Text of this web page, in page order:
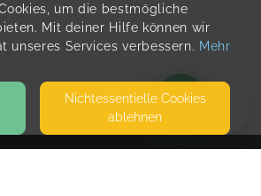
um die bestmögliche
Mit deiner Hilfe können wir
unseres Services verbessern. Mehr
Nicht­essentielle Cookies
ablehnen